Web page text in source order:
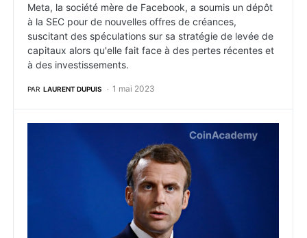
Meta, la société mère de Facebook, a soumis un dépôt
à la SEC pour de nouvelles offres de créances,
suscitant des spéculations sur sa stratégie de levée de
capitaux alors qu'elle fait face à des pertes récentes et
à des investissements.
PAR LAURENT DUPUIS 1 mai 2023
La France mène l’initiative européenne du Metaverse